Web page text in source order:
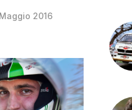
2016